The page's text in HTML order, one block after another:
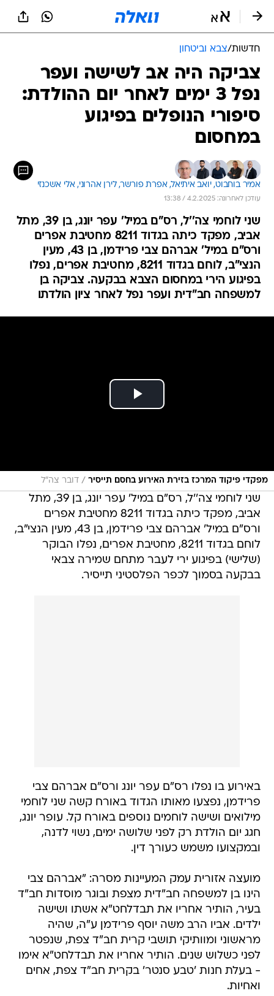
חדשות/צבא וביטחון
צביקה היה אב לשישה ועפר
נפל 3 ימים לאחר יום ההולדת:
סיפורי הנופלים בפיגוע
במחסום
אמיר בוחבוט, יואב איתיאל, אפרת פורשר, לירן אהרוני, אלי אשכנזי
עודכן לאחרונה: 4.2.2025 / 13:38
שני לוחמי צה''ל, רס"ם במיל' עפר יונג, בן 39, מתל
אביב, מפקד כיתה בגדוד 8211 מחטיבת אפרים
ורס"ם במיל' אברהם צבי פרידמן, בן 43, מעין
הנצי"ב, לוחם בגדוד 8211, מחטיבת אפרים, נפלו
בפיגוע הירי במחסום הצבא בבקעה. צביקה בן
למשפחה חב"דית ועפר נפל לאחר ציון הולדתו
מפקדי פיקוד המרכז בזירת האירוע בחסם תייסיר / דובר צה"ל
שני לוחמי צה''ל, רס"ם במיל' עפר יונג, בן 39, מתל
אביב, מפקד כיתה בגדוד 8211 מחטיבת אפרים
ורס"ם במיל' אברהם צבי פרידמן, בן 43, מעין הנצי"ב,
לוחם בגדוד 8211, מחטיבת אפרים, נפלו הבוקר
(שלישי) בפיגוע ירי לעבר מתחם שמירה צבאי
בבקעה בסמוך לכפר הפלסטיני תייסיר.
באירוע בו נפלו רס"ם עפר יונג ורס"ם אברהם צבי
פרידמן, נפצעו מאותו הגדוד באורח קשה שני לוחמי
מילואים ושישה לוחמים נוספים באורח קל. עופר יונג,
חגג יום הולדת רק לפני שלושה ימים, נשוי לדנה,
ובמקצועו משמש כעורך דין.
מועצה אזורית עמק המעיינות מסרה: "אברהם צבי
הינו בן למשפחה חב"דית מצפת ובוגר מוסדות חב"ד
בעיר, הותיר אחריו את תבדלחט"א אשתו ושישה
ילדים. אביו הרב משה יוסף פרידמן ע"ה, שהיה
מראשוני ומוותיקי תושבי קרית חב"ד צפת, שנפטר
לפני כשלוש שנים. הותיר אחריו את תבדלחט"א אימו
- בעלת חנות 'טבע סנטר' בקרית חב"ד צפת, אחים
ואחיות.